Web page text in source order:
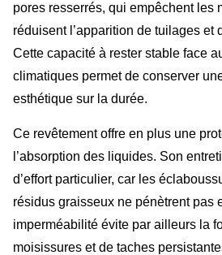
pores resserrés, qui empêchent les
réduisent l’apparition de tuilages et
Cette capacité à rester stable face
climatiques permet de conserver
esthétique sur la durée.
Ce revêtement offre en plus une
l’absorption des liquides. Son
d’effort particulier, car les
résidus graisseux ne pénètrent pas
imperméabilité évite par ailleurs la
moisissures et de taches